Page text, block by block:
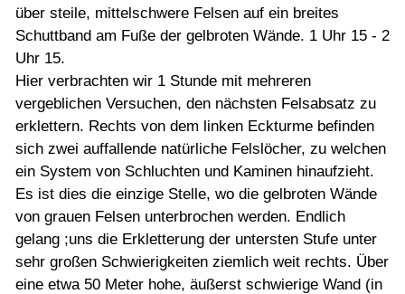
über steile, mittelschwere Felsen auf ein breites
Schuttband am Fuße der gelbroten Wände. 1 Uhr 15 - 2
Uhr 15.
Hier verbrachten wir 1 Stunde mit mehreren
vergeblichen Versuchen, den nächsten Felsabsatz zu
erklettern. Rechts von dem linken Eckturme befinden
sich zwei auffallende natürliche Felslöcher, zu welchen
ein System von Schluchten und Kaminen hinaufzieht.
Es ist dies die einzige Stelle, wo die gelbroten Wände
von grauen Felsen unterbrochen werden. Endlich
gelang ;uns die Erkletterung der untersten Stufe unter
sehr großen Schwierigkeiten ziemlich weit rechts. Über
eine etwa 50 Meter hohe, äußerst schwierige Wand (in